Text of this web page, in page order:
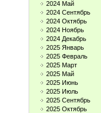
2024 Май
2024 Сентябрь
2024 Октябрь
2024 Ноябрь
2024 Декабрь
2025 Январь
2025 Февраль
2025 Март
2025 Май
2025 Июнь
2025 Июль
2025 Сентябрь
2025 Октябрь